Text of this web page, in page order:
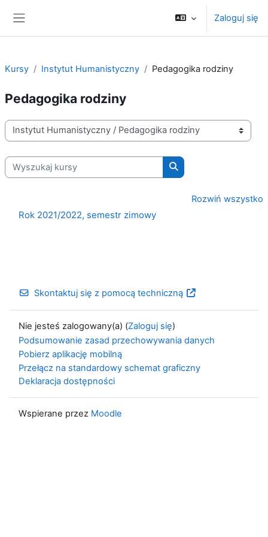
Zaloguj się
Kursy Instytut Humanistyczny Pedagogika rodziny
Pedagogika rodziny
Kategorie kursów
Wyszukaj kursy
Wyszukaj kursy
Rozwiń wszystko
Rok 2021/2022, semestr zimowy
Skontaktuj się z pomocą techniczną
Nie jesteś zalogowany(a) (Zaloguj się)
Podsumowanie zasad przechowywania danych
Pobierz aplikację mobilną
Przełącz na standardowy schemat graficzny
Deklaracja dostępności
Wspierane przez Moodle